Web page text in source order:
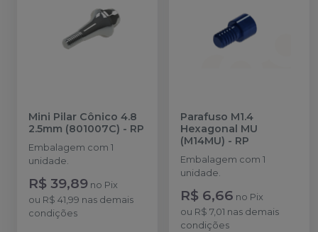
Mini Pilar Cônico 4.8
2.5mm (801007C) - RP
Embalagem com 1
unidade.
R$ 39,89 no Pix
ou R$ 41,99 nas demais
condições
Parafuso M1.4
Hexagonal MU
(M14MU) - RP
Embalagem com 1
unidade.
R$ 6,66 no Pix
ou R$ 7,01 nas demais
condições